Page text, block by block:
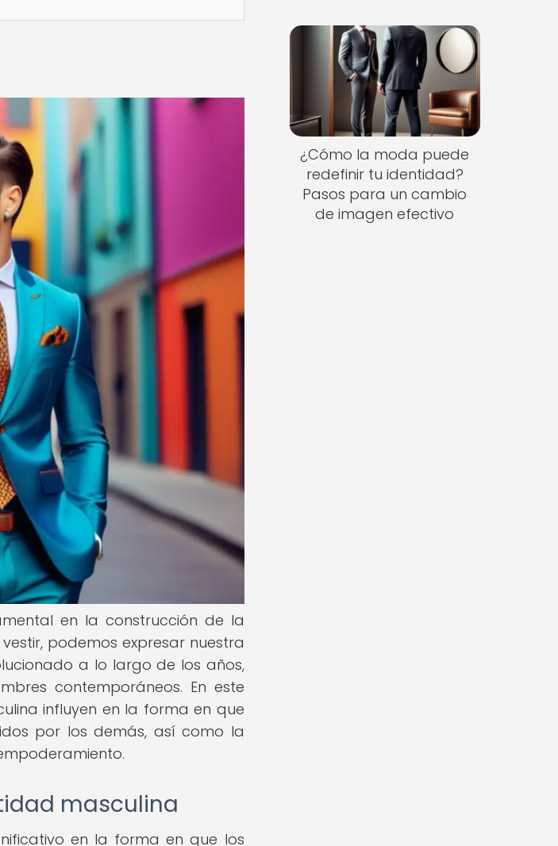
en la construcción de la
podemos expresar nuestra
a lo largo de los años,
contemporáneos. En este
influyen en la forma en que
por los demás, así como la
masculina
en la forma en que los
¿Cómo la moda puede
redefinir tu identidad?
Pasos para un cambio
de imagen efectivo